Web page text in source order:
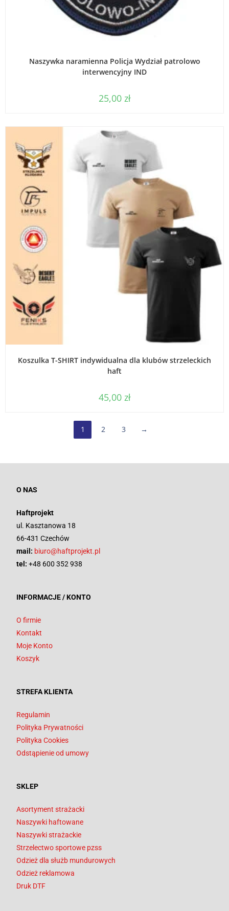
Naszywka naramienna Policja Wydział patrolowo
interwencyjny IND
25,00 zł
Koszulka T-SHIRT indywidualna dla klubów strzeleckich
haft
45,00 zł
1 2 3 →
O NAS
Haftprojekt
ul. Kasztanowa 18
66-431 Czechów
mail: biuro@haftprojekt.pl
tel: +48 600 352 938
INFORMACJE / KONTO
O firmie
Kontakt
Moje Konto
Koszyk
STREFA KLIENTA
Regulamin
Polityka Prywatności
Polityka Cookies
Odstąpienie od umowy
SKLEP
Asortyment strażacki
Naszywki haftowane
Naszywki strażackie
Strzelectwo sportowe pzss
Odzież dla służb mundurowych
Odzież reklamowa
Druk DTF